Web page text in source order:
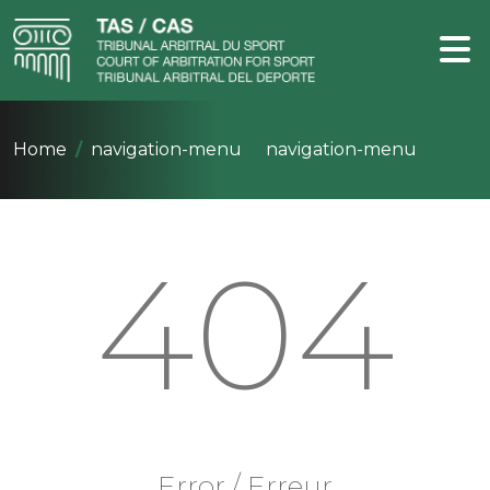
Home navigation-menu navigation-menu
404